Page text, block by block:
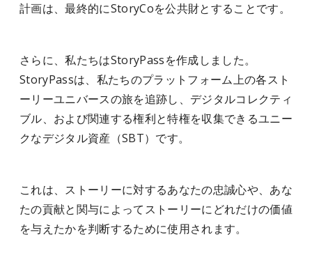
計画は、最終的にStoryCoを公共財とすることです。
さらに、私たちはStoryPassを作成しました。
StoryPassは、私たちのプラットフォーム上の各スト
ーリーユニバースの旅を追跡し、デジタルコレクティ
ブル、および関連する権利と特権を収集できるユニー
クなデジタル資産（SBT）です。
これは、ストーリーに対するあなたの忠誠心や、あな
たの貢献と関与によってストーリーにどれだけの価値
を与えたかを判断するために使用されます。